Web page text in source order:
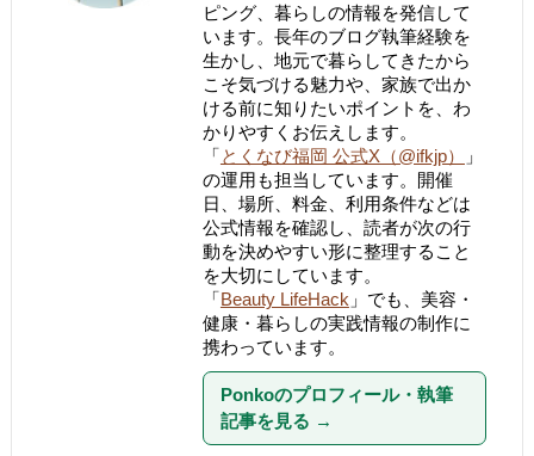
ピング、暮らしの情報を発信して
います。長年のブログ執筆経験を
生かし、地元で暮らしてきたから
こそ気づける魅力や、家族で出か
ける前に知りたいポイントを、わ
かりやすくお伝えします。
「とくなび福岡 公式X（@ifkjp）
」
の運用も担当しています。開催
日、場所、料金、利用条件などは
公式情報を確認し、読者が次の行
動を決めやすい形に整理すること
を大切にしています。
「Beauty LifeHack 」でも、美容・
健康・暮らしの実践情報の制作に
携わっています。
Ponkoのプロフィール・執筆
記事を見る →